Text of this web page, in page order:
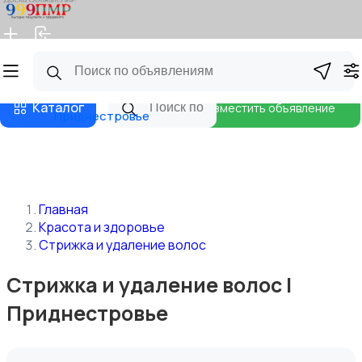
Главная
Каталог
Приднестровье
Разместить объявление
Главная
Красота и здоровье
Стрижка и удаление волос
Стрижка и удаление волос |
Приднестровье